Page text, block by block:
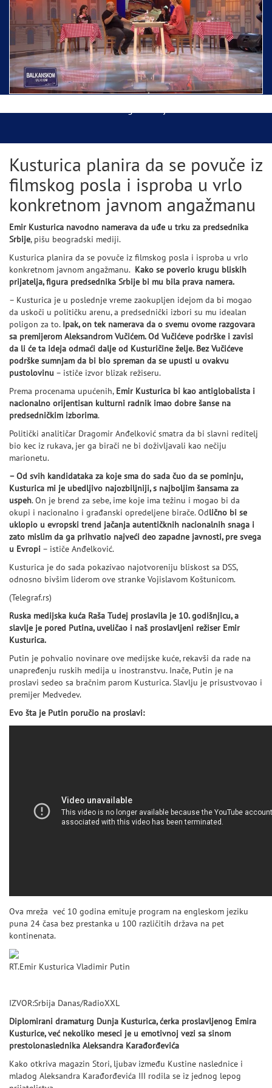
Ispraćaj Pojasa Presvete Bogorodice danas iz
Hrama Svetog Save
Kusturica planira da se povuče iz
filmskog posla i isproba u vrlo
konkretnom javnom angažmanu
Emir Kusturica navodno namerava da uđe u trku za predsednika
Srbije, pišu beogradski mediji.
Kusturica planira da se povuče iz filmskog posla i isproba u vrlo
konkretnom javnom angažmanu. Kako se poverio krugu bliskih
prijatelja, figura predsednika Srbije bi mu bila prava namera.
– Kusturica je u poslednje vreme zaokupljen idejom da bi mogao
da uskoči u političku arenu, a predsednički izbori su mu idealan
poligon za to. Ipak, on tek namerava da o svemu ovome razgovara
sa premijerom Aleksandrom Vučićem. Od Vučićeve podrške i zavisi
da li će ta ideja odmaći dalje od Kusturičine želje. Bez Vučićeve
podrške sumnjam da bi bio spreman da se upusti u ovakvu
pustolovinu – ističe izvor blizak režiseru.
Prema procenama upućenih, Emir Kusturica bi kao antiglobalista i
nacionalno orijentisan kulturni radnik imao dobre šanse na
predsedničkim izborima.
Politički analitičar Dragomir Anđelković smatra da bi slavni reditelj
bio kec iz rukava, jer ga birači ne bi doživljavali kao nečiju
marionetu.
– Od svih kandidataka za koje sma do sada čuo da se pominju,
Kusturica mi je ubedljivo najozbiljniji, s najboljim šansama za
uspeh. On je brend za sebe, ime koje ima težinu i mogao bi da
okupi i nacionalno i građanski opredeljene birače. Odlično bi se
uklopio u evropski trend jačanja autentičknih nacionalnih snaga i
zato mislim da ga prihvatio najveći deo zapadne javnosti, pre svega
u Evropi – ističe Anđelković.
Kusturica je do sada pokazivao najotvoreniju bliskost sa DSS,
odnosno bivšim liderom ove stranke Vojislavom Koštunicom.
(Telegraf.rs)
Ruska medijska kuća Raša Tudej proslavila je 10. godišnjicu, a
slavlje je pored Putina, uveličao i naš proslavljeni režiser Emir
Kusturica.
Putin je pohvalio novinare ove medijske kuće, rekavši da rade na
unapređenju ruskih medija u inostranstvu. Inače, Putin je na
proslavi sedeo sa bračnim parom Kusturica. Slavlju je prisustvovao i
premijer Medvedev.
Evo šta je Putin poručio na proslavi:
Ova mreža već 10 godina emituje program na engleskom jeziku
puna 24 časa bez prestanka u 100 različitih država na pet
kontinenata.
RT.Emir Kusturica Vladimir Putin
IZVOR:Srbija Danas/RadioXXL
Diplomirani dramaturg Dunja Kusturica, ćerka proslavljenog Emira
Kusturice, već nekoliko meseci je u emotivnoj vezi sa sinom
prestolonaslednika Aleksandra Karađorđevića
Kako otkriva magazin Stori, ljubav između Kustine naslednice i
mladog Aleksandra Karađorđevića III rodila se iz jednog lepog